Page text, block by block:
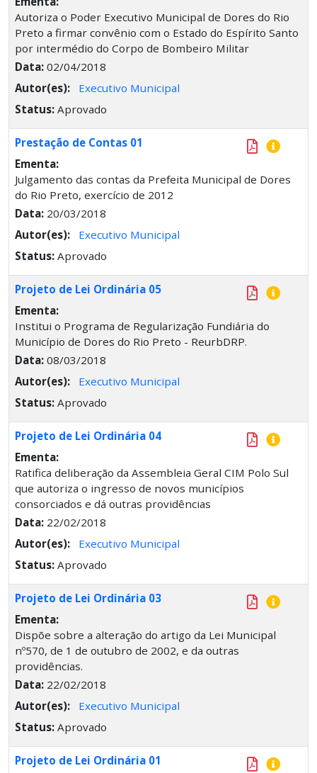
Autoriza o Poder Executivo Municipal de Dores do Rio
Preto a firmar convênio com o Estado do Espírito Santo
por intermédio do Corpo de Bombeiro Militar
Data: 02/04/2018
Autor(es):
Executivo Municipal
Status: Aprovado
Prestação de Contas 01
Ementa:
Julgamento das contas da Prefeita Municipal de Dores
do Rio Preto, exercício de 2012
Data: 20/03/2018
Autor(es):
Executivo Municipal
Status: Aprovado
Projeto de Lei Ordinária 05
Ementa:
Institui o Programa de Regularização Fundiária do
Município de Dores do Rio Preto - ReurbDRP.
Data: 08/03/2018
Autor(es):
Executivo Municipal
Status: Aprovado
Projeto de Lei Ordinária 04
Ementa:
Ratifica deliberação da Assembleia Geral CIM Polo Sul
que autoriza o ingresso de novos municípios
consorciados e dá outras providências
Data: 22/02/2018
Autor(es):
Executivo Municipal
Status: Aprovado
Projeto de Lei Ordinária 03
Ementa:
Dispõe sobre a alteração do artigo da Lei Municipal
nº570, de 1 de outubro de 2002, e da outras
providências.
Data: 22/02/2018
Autor(es):
Executivo Municipal
Status: Aprovado
Projeto de Lei Ordinária 01